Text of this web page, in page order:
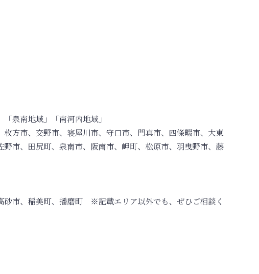
泉南地域」「南河内地域」
方市、交野市、寝屋川市、守口市、門真市、四條畷市、大東
市、田尻町、泉南市、阪南市、岬町、松原市、羽曳野市、藤
砂市、稲美町、播磨町 ※記載エリア以外でも、ぜひご相談く